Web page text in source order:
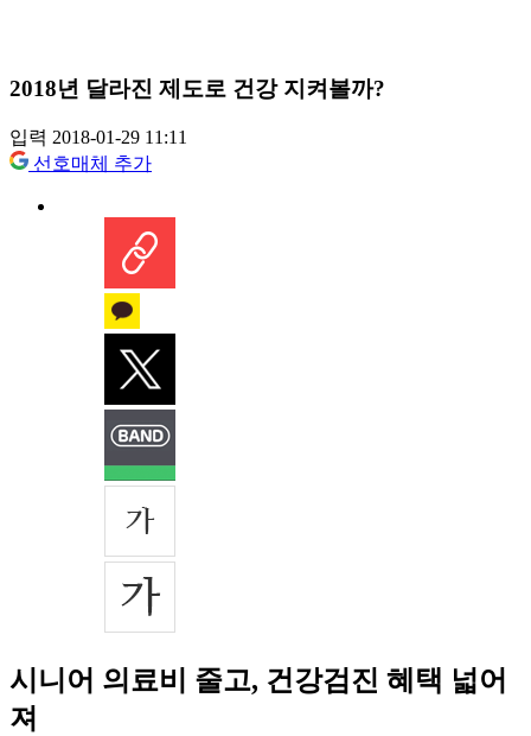
2018년 달라진 제도로 건강 지켜볼까?
입력 2018-01-29 11:11
선호매체 추가
시니어 의료비 줄고, 건강검진 혜택 넓어
져